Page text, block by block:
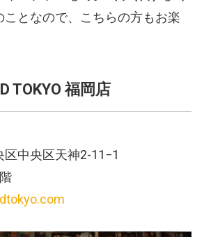
ことなので、こちらの方もお楽
TOKYO 福岡店
中央区天神2-11−1